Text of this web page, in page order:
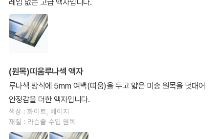
(원목)띠움루나섹 액자
루나섹 방식에 5mm 여백(띠움)을 두고 얇은 미송 원목을 덧대어
안정감을 더한 액자입니다.
색상 : 화이트, 베이지
재질 : 라슨쥴 수입 원목